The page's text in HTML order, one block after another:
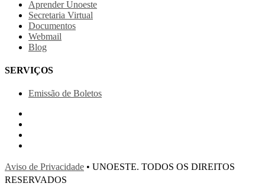
Aprender Unoeste
Secretaria Virtual
Documentos
Webmail
Blog
SERVIÇOS
Emissão de Boletos
Aviso de Privacidade • UNOESTE. TODOS OS DIREITOS
RESERVADOS